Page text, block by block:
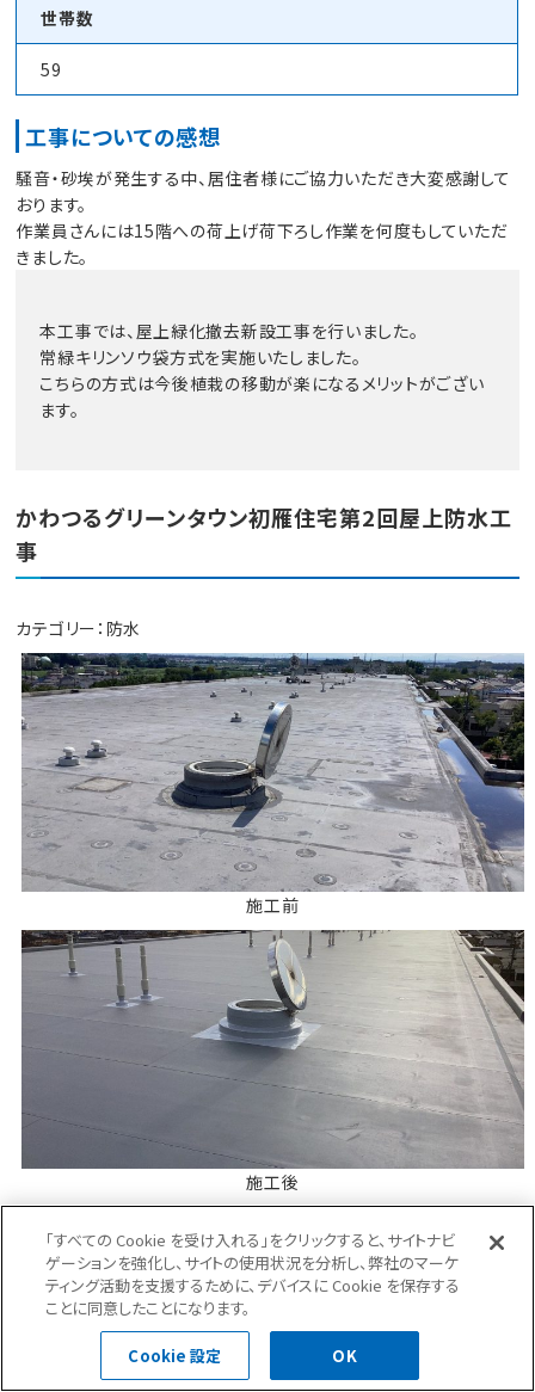
世帯数
59
工事についての感想
騒音・砂埃が発生する中、居住者様にご協力いただき大変感謝して
おります。
作業員さんには15階への荷上げ荷下ろし作業を何度もしていただ
きました。
本工事では、屋上緑化撤去新設工事を行いました。
常緑キリンソウ袋方式を実施いたしました。
こちらの方式は今後植栽の移動が楽になるメリットがござい
ます。
かわつるグリーンタウン初雁住宅第2回屋上防水工
事
カテゴリー： 防水
施工前
施工後
「すべての Cookie を受け入れる」をクリックすると、サイトナビ
ゲーションを強化し、サイトの使用状況を分析し、弊社のマーケ
ティング活動を支援するために、デバイスに Cookie を保存する
ことに同意したことになります。
Cookie 設定 OK